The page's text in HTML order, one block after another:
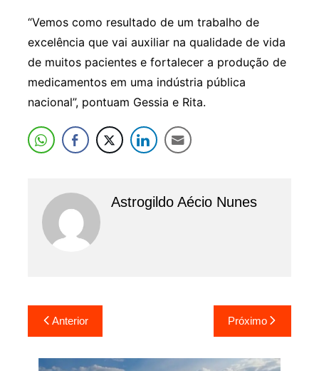
“Vemos como resultado de um trabalho de
excelência que vai auxiliar na qualidade de vida
de muitos pacientes e fortalecer a produção de
medicamentos em uma indústria pública
nacional”, pontuam Gessia e Rita.
Astrogildo Aécio Nunes
Navegação
de
Post
Anterior Próximo